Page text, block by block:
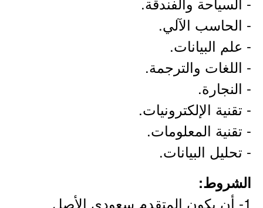
- الحاسب الآلي.
- علم البيانات.
- اللغات والترجمة.
- النجارة.
- تقنية الإلكترونيات.
- تقنية المعلومات.
- تحليل البيانات.
الشروط:
1- أن يكون المتقدم سعودي الأصل